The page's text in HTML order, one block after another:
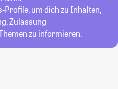
Profile, um dich zu Inhalten,
Zulassung
zu informieren.